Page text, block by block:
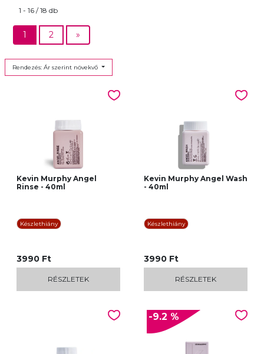
1 - 16 / 18 db
1 2 »
Rendezés: Ár szerint növekvő
Kevin Murphy Angel
Rinse - 40ml
Készlethiány
3990 Ft
RÉSZLETEK
Kevin Murphy Angel Wash
- 40ml
Készlethiány
3990 Ft
RÉSZLETEK
-9.2 %